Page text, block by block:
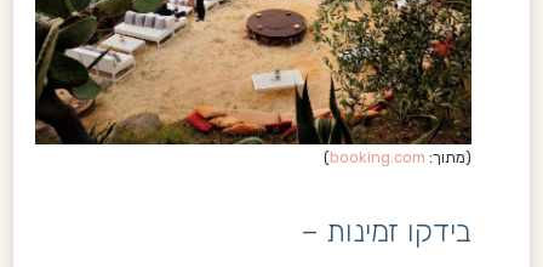
(מתוך: booking.com
)
בידקו זמינות –